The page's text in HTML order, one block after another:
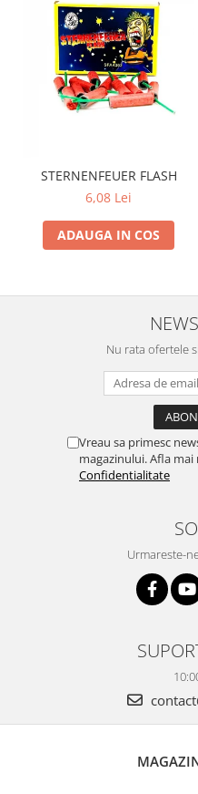
STERNENFEUER FLASH
6,08 Lei
ADAUGA IN COS
Nu rata ofertele
Vreau sa primesc
magazinului. Afla mai
Confidentialitate
Urmareste-